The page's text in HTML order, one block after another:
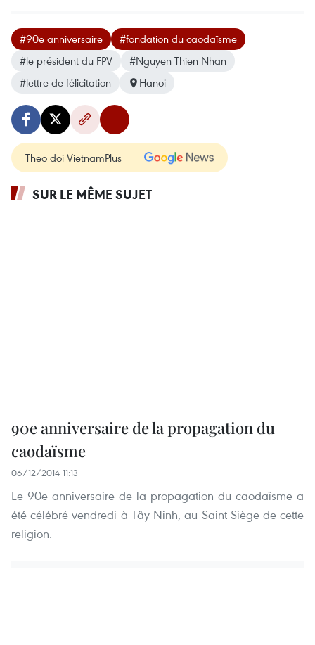
#90e anniversaire
#fondation du caodaïsme
#le président du FPV
#Nguyen Thien Nhan
#lettre de félicitation
Hanoi
Theo dõi VietnamPlus
SUR LE MÊME SUJET
90e anniversaire de la propagation du
caodaïsme
06/12/2014 11:13
Le 90e anniversaire de la propagation du caodaïsme a
été célébré vendredi à Tây Ninh, au Saint-Siège de cette
religion.